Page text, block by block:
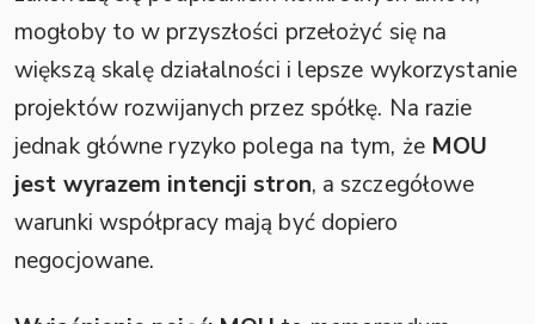
mogłoby to w przyszłości przełożyć się na
większą skalę działalności i lepsze wykorzystanie
projektów rozwijanych przez spółkę. Na razie
jednak główne ryzyko polega na tym, że MOU
jest wyrazem intencji stron, a szczegółowe
warunki współpracy mają być dopiero
negocjowane.